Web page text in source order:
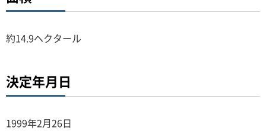
約14.9ヘクタール
決定年月日
1999年2月26日